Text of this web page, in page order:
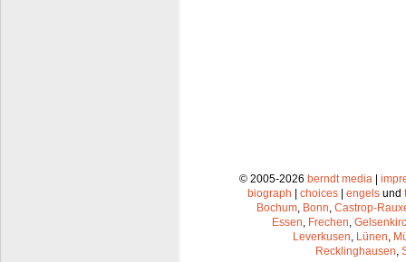
© 2005-2026 berndt media|
biograph
choices engels und
Bochum, Bonn, Castrop-
Essen, Frechen,
Leverkusen, Lünen,
Recklinghausen,